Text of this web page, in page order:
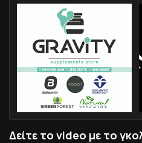
Δείτε το video με το